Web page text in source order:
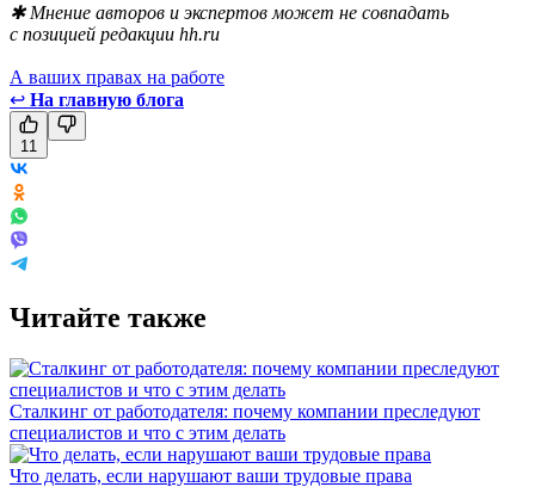
✱ Мнение авторов и экспертов может не совпадать
с позицией редакции hh.ru
А ваших правах на работе
↩ На главную блога
11
Читайте также
Сталкинг от работодателя: почему компании преследуют
специалистов и что с этим делать
Что делать, если нарушают ваши трудовые права